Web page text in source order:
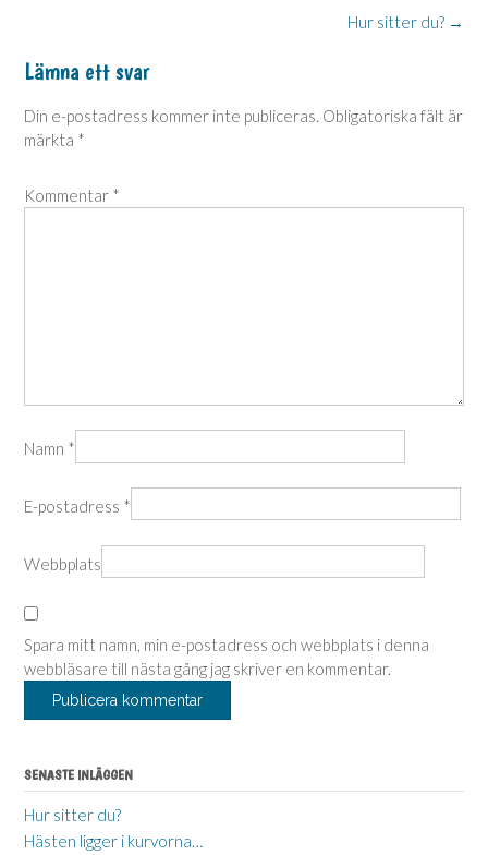
navigation
Hur sitter du? →
Lämna ett svar
Din e-postadress kommer inte publiceras. Obligatoriska fält är
märkta *
Kommentar *
Namn *
E-postadress *
Webbplats
Spara mitt namn, min e-postadress och webbplats i denna
webbläsare till nästa gång jag skriver en kommentar.
SENASTE INLÄGGEN
Hur sitter du?
Hästen ligger i kurvorna…